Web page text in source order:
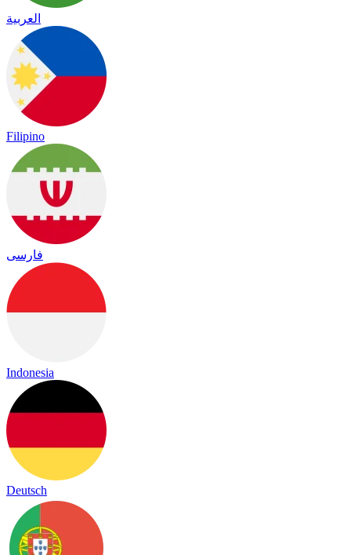
العربية
Filipino
فارسی
Indonesia
Deutsch